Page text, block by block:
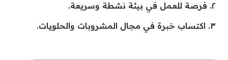
٢. فرصة للعمل في بيئة نشطة وسريعة.
٣. اكتساب خبرة في مجال المشروبات والحلويات.